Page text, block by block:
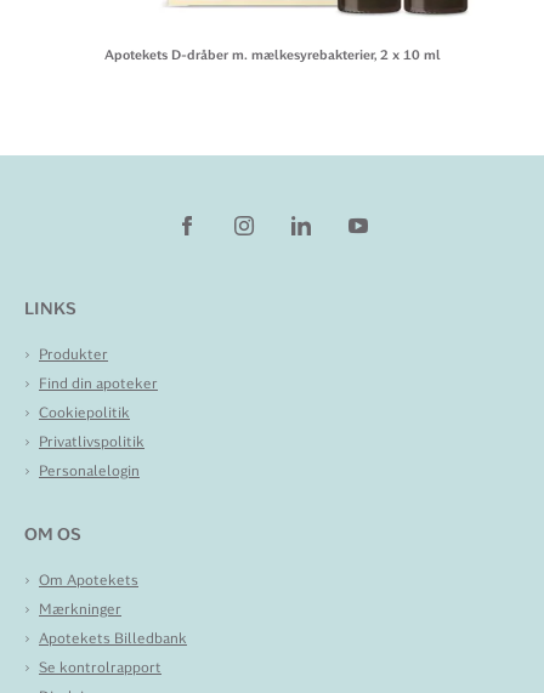
Apotekets D-dråber m. mælkesyrebakterier, 2 x 10 ml
LINKS
Produkter
Find din apoteker
Cookiepolitik
Privatlivspolitik
Personalelogin
OM OS
Om Apotekets
Mærkninger
Apotekets Billedbank
Se kontrolrapport